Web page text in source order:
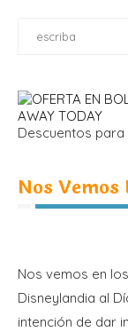
Descuentos
Nos Vemos
Nos vemos en
Disneylandia al
intención de dar